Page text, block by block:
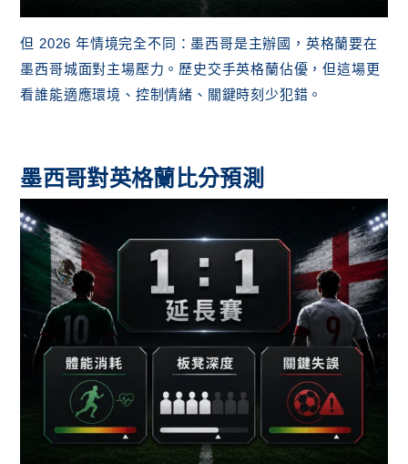
但 2026 年情境完全不同：墨西哥是主辦國，英格蘭要在
墨西哥城面對主場壓力。歷史交手英格蘭佔優，但這場更
看誰能適應環境、控制情緒、關鍵時刻少犯錯。
墨西哥對英格蘭比分預測